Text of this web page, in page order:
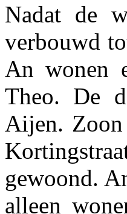
Nadat de
verbouwd
An wonen
Theo. De
Aijen. Zoon
gewoond.
alleen